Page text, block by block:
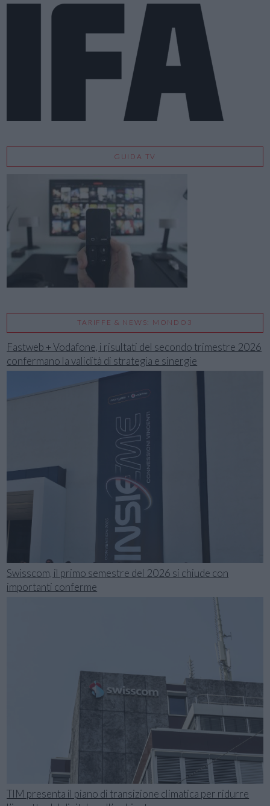
GUIDA TV
TARIFFE & NEWS: MONDO3
Fastweb + Vodafone, i risultati del secondo trimestre 2026
confermano la validità di strategia e sinergie
Swisscom, il primo semestre del 2026 si chiude con
importanti conferme
TIM presenta il piano di transizione climatica per ridurre